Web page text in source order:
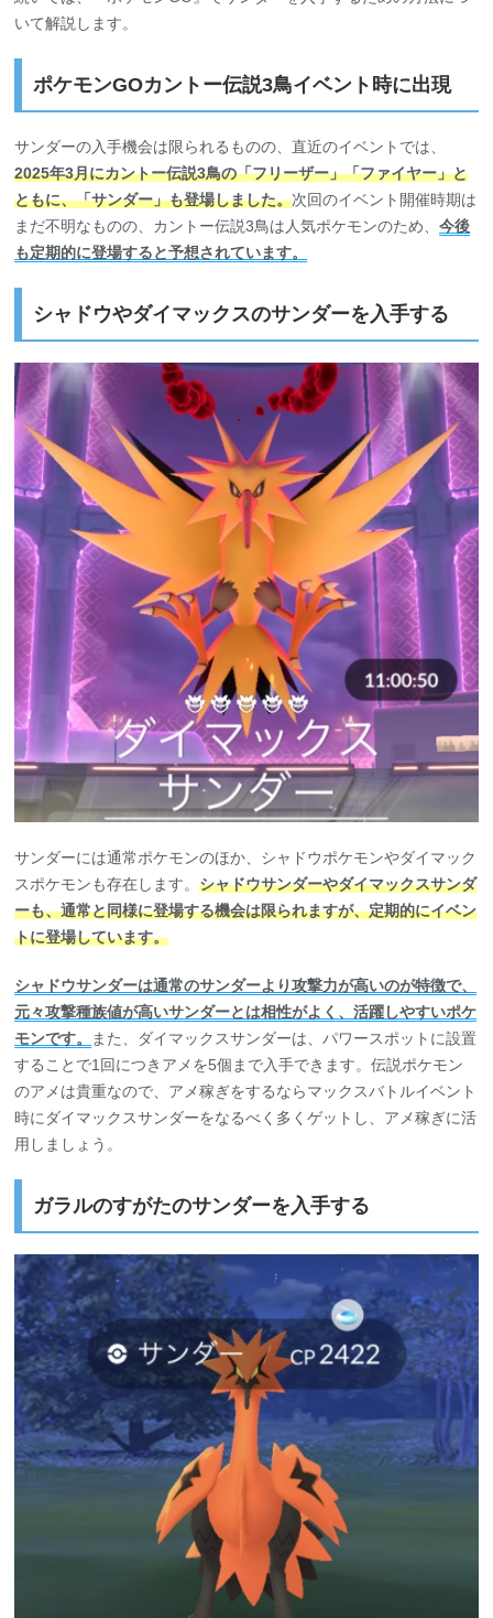
いて解説します。
ポケモンGOカントー伝説3鳥イベント時に出現
サンダーの入手機会は限られるものの、直近のイベントでは、
2025年3月にカントー伝説3鳥の「フリーザー」「ファイヤー」と
ともに、「サンダー」も登場しました。次回のイベント開催時期は
まだ不明なものの、カントー伝説3鳥は人気ポケモンのため、今後
も定期的に登場すると予想されています。
シャドウやダイマックスのサンダーを入手する
サンダーには通常ポケモンのほか、シャドウポケモンやダイマック
スポケモンも存在します。シャドウサンダーやダイマックスサンダ
ーも、通常と同様に登場する機会は限られますが、定期的にイベン
トに登場しています。
シャドウサンダーは通常のサンダーより攻撃力が高いのが特徴で、
元々攻撃種族値が高いサンダーとは相性がよく、活躍しやすいポケ
モンです。
また、ダイマックスサンダーは、パワースポットに設置
することで1回につきアメを5個まで入手できます。伝説ポケモン
のアメは貴重なので、アメ稼ぎをするならマックスバトルイベント
時にダイマックスサンダーをなるべく多くゲットし、アメ稼ぎに活
用しましょう。
ガラルのすがたのサンダーを入手する